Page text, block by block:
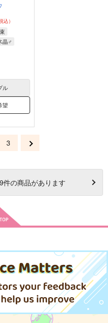
込）
晶♂
ル
望
3
件の商品があります